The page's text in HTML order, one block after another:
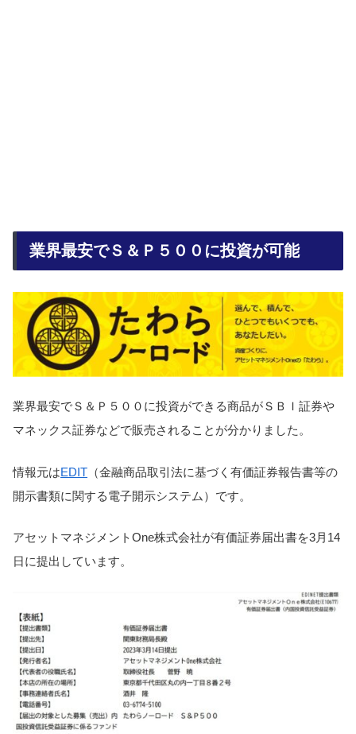
業界最安でＳ＆Ｐ５００に投資が可能
業界最安でＳ＆Ｐ５００に投資ができる商品がＳＢＩ証券や
マネックス証券などで販売されることが分かりました。
情報元はEDIT （金融商品取引法に基づく有価証券報告書等の
開示書類に関する電子開示システム）です。
アセットマネジメントOne株式会社が有価証券届出書を3月14
日に提出しています。